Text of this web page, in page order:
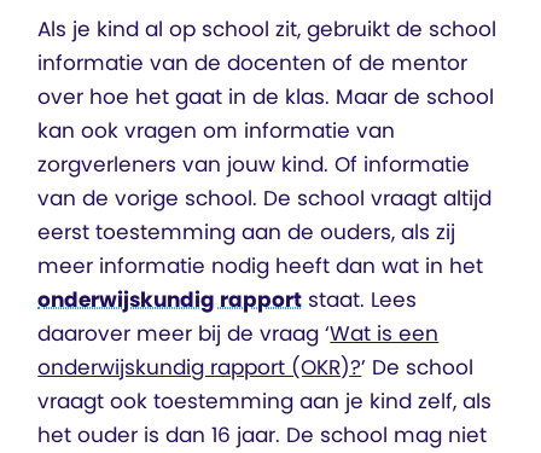
Als je kind al op school zit, gebruikt de school
informatie van de docenten of de mentor
over hoe het gaat in de klas. Maar de school
kan ook vragen om informatie van
zorgverleners van jouw kind. Of informatie
van de vorige school. De school vraagt altijd
eerst toestemming aan de ouders, als zij
meer informatie nodig heeft dan wat in het
onderwijskundig rapport staat. Lees
daarover meer bij de vraag ‘Wat is een
onderwijskundig rapport (OKR)?’ De school
vraagt ook toestemming aan je kind zelf, als
het ouder is dan 16 jaar. De school mag niet